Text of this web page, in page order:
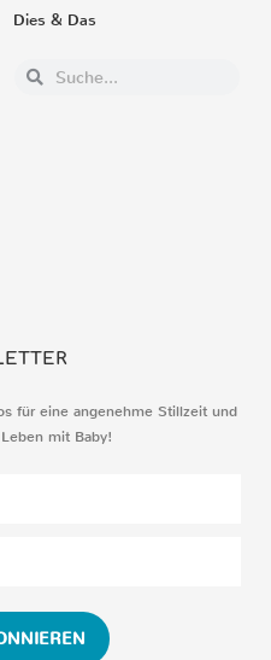
Dies & Das
für eine angenehme Stillzeit und
mit Baby!